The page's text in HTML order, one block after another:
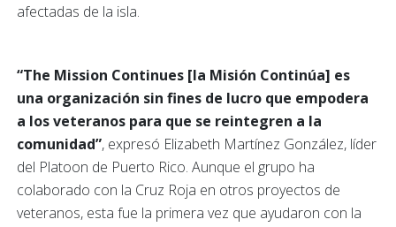
afectadas de la isla.
“The Mission Continues [la Misión Continúa] es
una organización sin fines de lucro que empodera
a los veteranos para que se reintegren a la
comunidad”, expresó Elizabeth Martínez González, líder
del Platoon de Puerto Rico. Aunque el grupo ha
colaborado con la Cruz Roja en otros proyectos de
veteranos, esta fue la primera vez que ayudaron con la